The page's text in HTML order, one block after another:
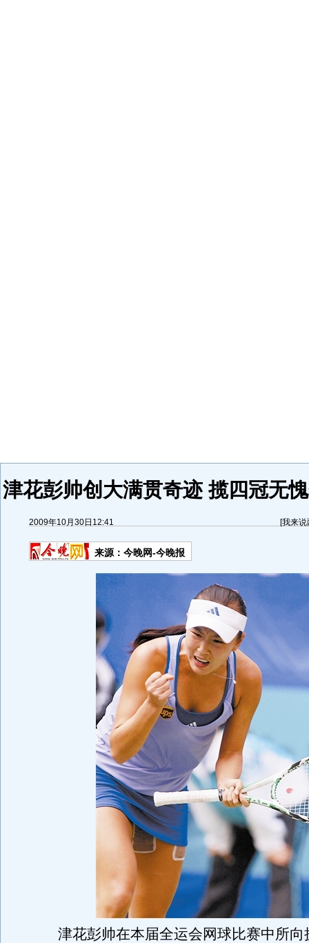
津花彭帅创大满贯奇迹 揽四冠无
2009年10月30日12:41 [我来说
来源： 今晚网-今晚报
津花彭帅在本届全运会网球比赛中所向